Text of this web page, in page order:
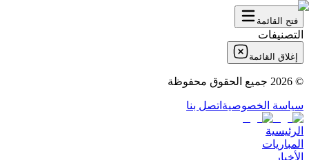
فتح القائمة
التصنيفات
إغلاق القائمة
©
2026 جميع الحقوق محفوظة
سياسة الخصوصية اتصل بنا
الرئيسية
المباريات
الأخبار